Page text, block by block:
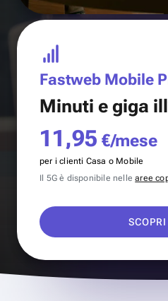
Fastweb Mobile
Minuti e giga
11,95 €/mese
per i clienti Casa o Mobile
Il 5G è disponibile nellearee
SCOPRI